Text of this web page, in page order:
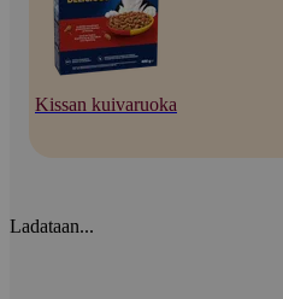
Kissan kuivaruoka
Ladataan...